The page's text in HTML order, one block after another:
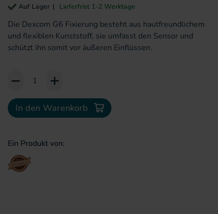
Auf Lager
Lieferfrist 1-2 Werktage
Die Dexcom G6 Fixierung besteht aus hautfreundlichem
und flexiblen Kunststoff, sie umfasst den Sensor und
schützt ihn somit vor äußeren Einflüssen.
Add to Cart or Wish List
In den Warenkorb
Ein Produkt von: